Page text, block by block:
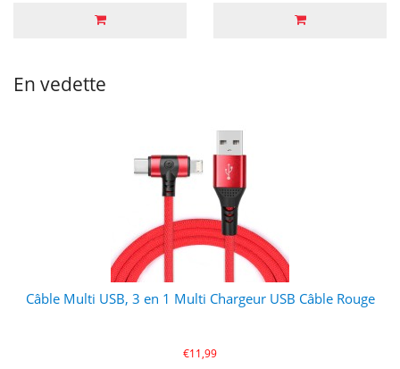
En vedette
Câble Multi USB, 3 en 1 Multi Chargeur USB Câble Rouge
€11,99